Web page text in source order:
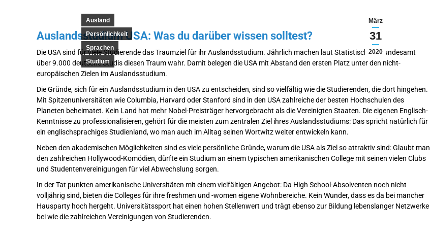
März
31
2020
Ausland
Persönlichkeit
Sprachen
Studium
Auslandsstudium USA: Was du darüber wissen solltest?
Die USA sind für viele Studierende das Traumziel für ihr Auslandsstudium. Jährlich machen laut Statistischem Bundesamt
über 9.000 deutsche Studis diesen Traum wahr. Damit belegen die USA mit Abstand den ersten Platz unter den nicht-
europäischen Zielen im Auslandsstudium.
Die Gründe, sich für ein Auslandsstudium in den USA zu entscheiden, sind so vielfältig wie die Studierenden, die dort hingehen.
Mit Spitzenuniversitäten wie Columbia, Harvard oder Stanford sind in den USA zahlreiche der besten Hochschulen des
Planeten beheimatet. Kein Land hat mehr Nobel-Preisträger hervorgebracht als die Vereinigten Staaten. Die eigenen Englisch-
Kenntnisse zu professionalisieren, gehört für die meisten zum zentralen Ziel ihres Auslandsstudiums: Das spricht natürlich für
ein englischsprachiges Studienland, wo man auch im Alltag seinen Wortwitz weiter entwickeln kann.
Neben den akademischen Möglichkeiten sind es viele persönliche Gründe, warum die USA als Ziel so attraktiv sind: Glaubt man
den zahlreichen Hollywood-Komödien, dürfte ein Studium an einem typischen amerikanischen College mit seinen vielen Clubs
und Studentenvereinigungen für viel Abwechslung sorgen.
In der Tat punkten amerikanische Universitäten mit einem vielfältigen Angebot: Da High School-Absolventen noch nicht
volljährig sind, bieten die Colleges für ihre freshmen und -women eigene Wohnbereiche. Kein Wunder, dass es da bei mancher
Hausparty hoch hergeht. Universitätssport hat einen hohen Stellenwert und trägt ebenso zur Bildung lebenslanger Netzwerke
bei wie die zahlreichen Vereinigungen von Studierenden.